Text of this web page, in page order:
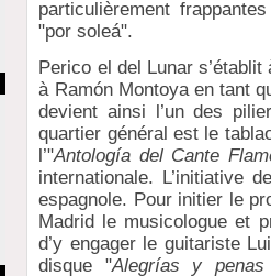
particulièrement
"por soleá".
Perico el del Lunar
à Ramón Montoya en tant
devient ainsi l’un des
quartier général est le
l’"Antología del Cante
internationale. L’initiative
espagnole. Pour initier le
Madrid le musicologue et
d’y engager le guitariste
disque "Alegrías y penas